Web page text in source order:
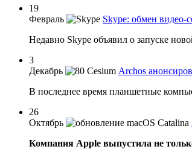
19
Февраль
Skype: обмен видео-
Недавно Skype объявил о запуске
3
Декабрь
Archos
В последнее время планшетные
26
Октябрь
Компания Apple выпустила не